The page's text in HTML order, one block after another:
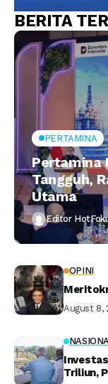
BERITA
PERTAMINA
Pertamina
Tangguh,
Utama
Editor
OPINI
August 8,
Triliun,